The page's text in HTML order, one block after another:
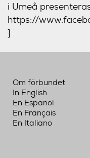
i Umeå
https://
]
Om förbundet
In English
En Español
En Français
En Italiano